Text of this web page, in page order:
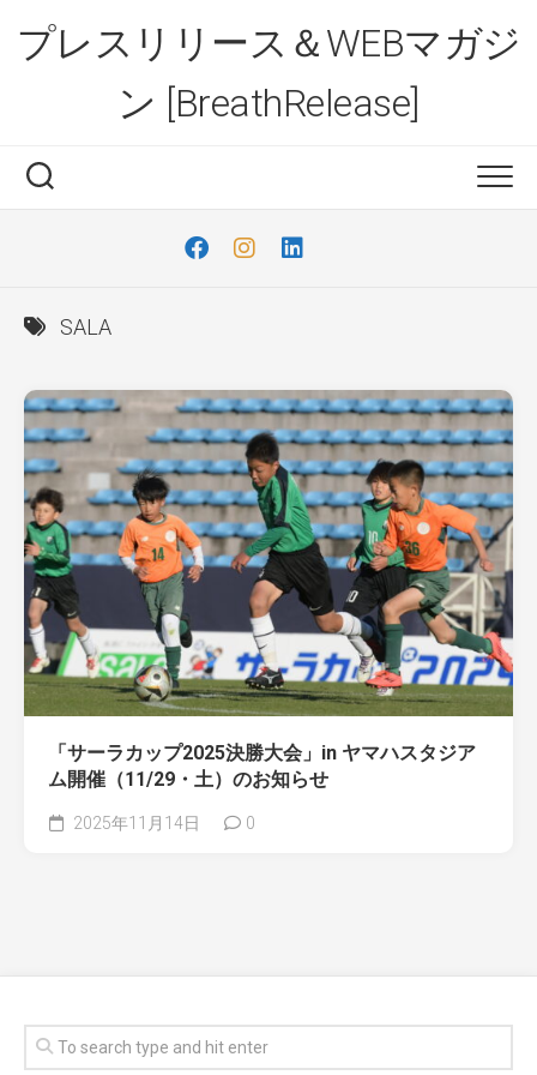
content
プレスリリース＆WEBマガジ
ン [BreathRelease]
SALA
「サーラカップ2025決勝大会」in ヤマハスタジア
ム開催（11/29・土）のお知らせ
2025年11月14日 0